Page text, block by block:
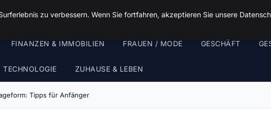
FINANZEN & IMMOBILIEN FRAUEN / MODE GESCHÄFT
TECHNOLOGIE ZUHAUSE & LEBEN
Tipps für Anfänger
zu verbessern. Wenn Sie fortfahren, akzeptieren Sie unsere